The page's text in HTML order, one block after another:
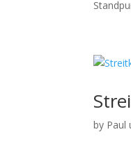
by Paul